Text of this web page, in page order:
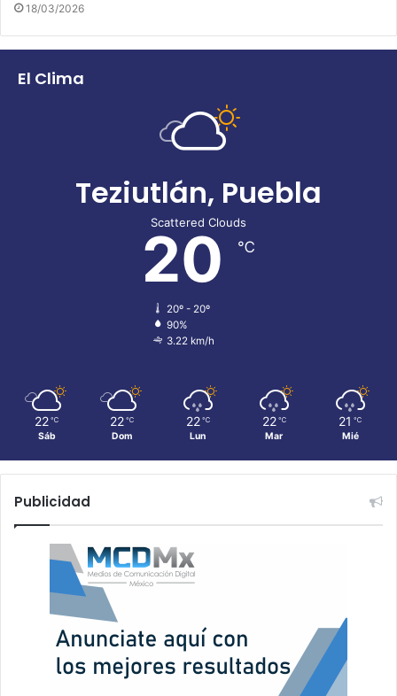
18/03/2026
El Clima
Teziutlán, Puebla
Scattered Clouds
20 ℃
20º - 20º
90%
3.22 km/h
22 ℃
Sáb
22 ℃
Dom
22 ℃
Lun
22 ℃
Mar
21 ℃
Mié
Publicidad